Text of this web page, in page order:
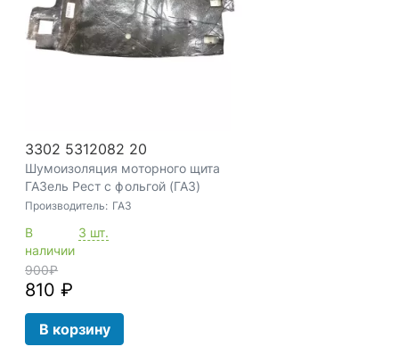
3302 5312082 20
Шумоизоляция моторного щита
ГАЗель Рест с фольгой (ГАЗ)
Производитель: ГАЗ
В
наличии
3 шт.
900₽
810 ₽
В корзину